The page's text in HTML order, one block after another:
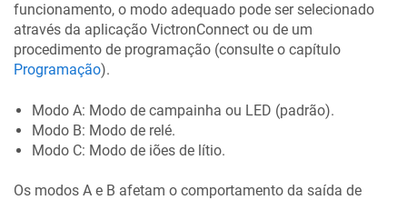
funcionamento, o modo adequado pode ser selecionado
através da aplicação VictronConnect ou de um
procedimento de programação (consulte o capítulo
Programação).
Modo A: Modo de campainha ou LED (padrão).
Modo B: Modo de relé.
Modo C: Modo de iões de lítio.
Os modos A e B afetam o comportamento da saída de